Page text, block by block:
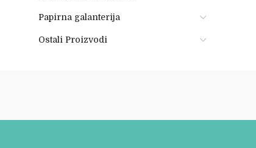
Papirna galanterija
Ostali Proizvodi